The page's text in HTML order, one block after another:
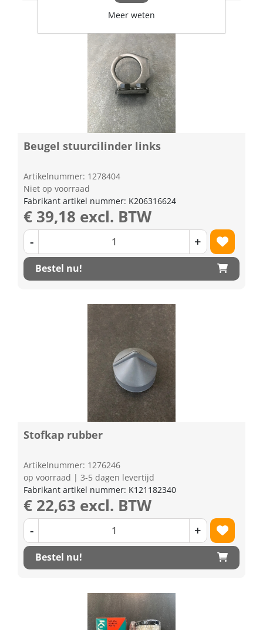
Beugel stuurcilinder links
Artikelnummer: 1278404
Niet op voorraad
Fabrikant artikel nummer: K206316624
€ 39,18 excl. BTW
- +
Bestel nu!
Stofkap rubber
Artikelnummer: 1276246
op voorraad | 3-5 dagen levertijd
Fabrikant artikel nummer: K121182340
€ 22,63 excl. BTW
- +
Bestel nu!
Meer weten